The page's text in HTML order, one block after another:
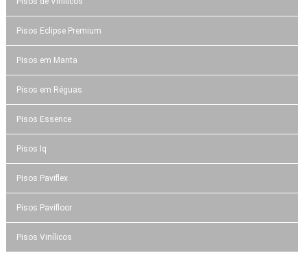
Pisos Eclipse Premium
Pisos em Manta
Pisos em Réguas
Pisos Essence
Pisos Iq
Pisos Paviflex
Pisos Pavifloor
Pisos Vinílicos